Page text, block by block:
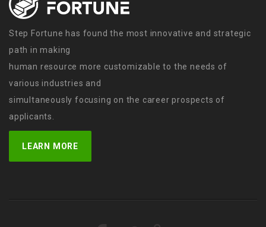
Step Fortune has found the most innovative and strategic
path in making
human resource more customizable to the needs of
various industries and
simultaneously focusing on the career prospects of
applicants.
LEARN MORE